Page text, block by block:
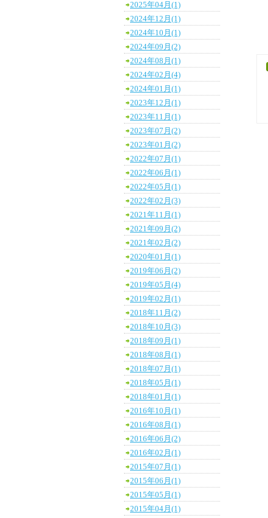
2025年04月(1)
2024年12月(1)
2024年10月(1)
2024年09月(2)
2024年08月(1)
2024年02月(4)
2024年01月(1)
2023年12月(1)
2023年11月(1)
2023年07月(2)
2023年01月(2)
2022年07月(1)
2022年06月(1)
2022年05月(1)
2022年02月(3)
2021年11月(1)
2021年09月(2)
2021年02月(2)
2020年01月(1)
2019年06月(2)
2019年05月(4)
2019年02月(1)
2018年11月(2)
2018年10月(3)
2018年09月(1)
2018年08月(1)
2018年07月(1)
2018年05月(1)
2018年01月(1)
2016年10月(1)
2016年08月(1)
2016年06月(2)
2016年02月(1)
2015年07月(1)
2015年06月(1)
2015年05月(1)
2015年04月(1)